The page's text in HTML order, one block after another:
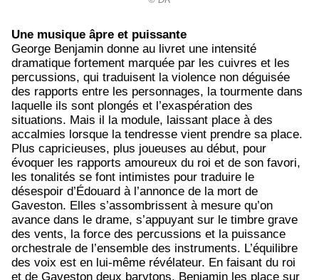
Une musique âpre et puissante
George Benjamin donne au livret une intensité
dramatique fortement marquée par les cuivres et les
percussions, qui traduisent la violence non déguisée
des rapports entre les personnages, la tourmente dans
laquelle ils sont plongés et l’exaspération des
situations. Mais il la module, laissant place à des
accalmies lorsque la tendresse vient prendre sa place.
Plus capricieuses, plus joueuses au début, pour
évoquer les rapports amoureux du roi et de son favori,
les tonalités se font intimistes pour traduire le
désespoir d’Édouard à l’annonce de la mort de
Gaveston. Elles s’assombrissent à mesure qu’on
avance dans le drame, s’appuyant sur le timbre grave
des vents, la force des percussions et la puissance
orchestrale de l’ensemble des instruments. L’équilibre
des voix est en lui-même révélateur. En faisant du roi
et de Gaveston deux barytons, Benjamin les place sur